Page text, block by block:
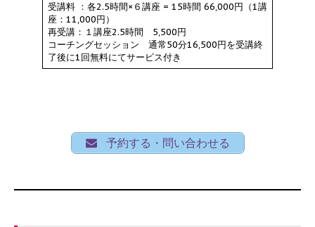
受講料 ：各2.5時間×６講座 = 15時間 66,000円（1講
座：11,000円）
再受講：１講座2.5時間 5,500円
コーチングセッション 通常50分16,500円を受講終
了後に1回無料にてサービス付き
予約する・問い合わせる